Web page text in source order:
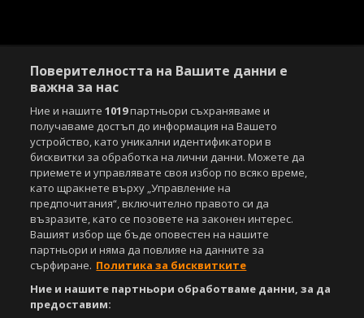
Copyright © 2007-2026 Агенция Спортал. Всички права запазени.
Този уебсайт е собственост наSportal Media Group
За нас Екип За рекламa
Общи условия
Етични правила на НСС
Лични данни
Управление на предпочитания
Съдържанието на този уеб сайт и технологиите, използвани в него, са
под закрила на Закона за авторското право и сродните му права.
Всички статии, репортажи, интервюта и други текстови, графични и
видео материали, публикувани в сайта, са собственост на Агенция
Спортал, освен ако изрично е посочено друго. Допуска се
публикуване на текстови материали само след писмено съгласие на
Поверителността на Вашите данни е
важна за нас
Ние и нашите1019партньори съхраняваме и
получаваме достъп до информация на Вашето
устройство, като уникални идентификатори в
бисквитки за обработка на лични данни. Можете да
приемете и управлявате своя избор по всяко време,
като щракнете върху „Управление на
предпочитания“, включително правото си да
възразите, като се позовете на законен интерес.
Вашият избор ще бъде оповестен на нашите
партньори и няма да повлияе на данните за
сърфиране. Политика за бисквитките
Ние и нашите партньори обработваме данни, за да
предоставим: